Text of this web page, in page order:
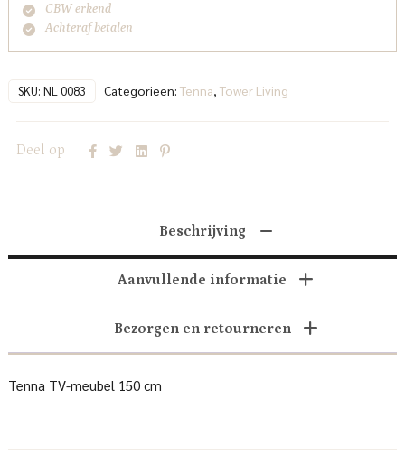
CBW erkend
Achteraf betalen
SKU: NL 0083 Categorieën: Tenna Tower Living
Deel op
Beschrijving
Aanvullende informatie
Bezorgen en retourneren
Tenna TV-meubel 150 cm